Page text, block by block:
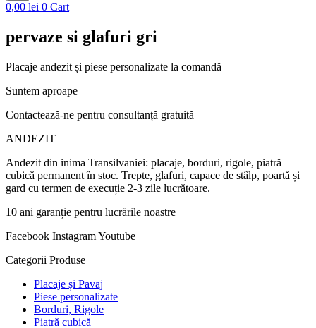
0,00 lei 0 Cart
pervaze si glafuri gri
Placaje andezit și piese personalizate la comandă
Suntem aproape
Contactează-ne pentru consultanță gratuită
ANDEZIT
Andezit din inima Transilvaniei: placaje, borduri, rigole, piatră
cubică permanent în stoc. Trepte, glafuri, capace de stâlp, poartă și
gard cu termen de execuție 2-3 zile lucrătoare.
10 ani garanție pentru lucrările noastre
Facebook InstagramYoutube
Categorii Produse
Placaje și Pavaj
Piese personalizate
Borduri, Rigole
Piatră cubică